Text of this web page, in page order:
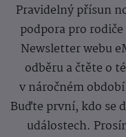
Pravidelný přísun
podpora pro
Newsletter webu
odběru a čtěte o
v náročném
Buďte první, kdo se
událostech.